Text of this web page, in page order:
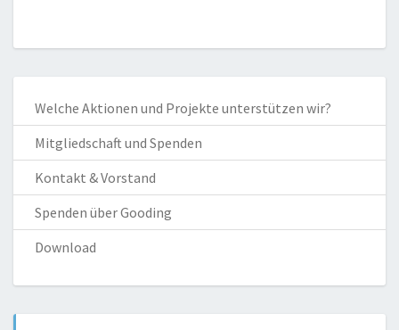
Welche Aktionen und Projekte unterstützen wir?
Mitgliedschaft und Spenden
Kontakt & Vorstand
Spenden über Gooding
Download